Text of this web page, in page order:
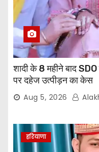
शादी के 8 महीने बाद
पर दहेज उत्पीड़न का केस
Aug 5, 2026
हरियाणा